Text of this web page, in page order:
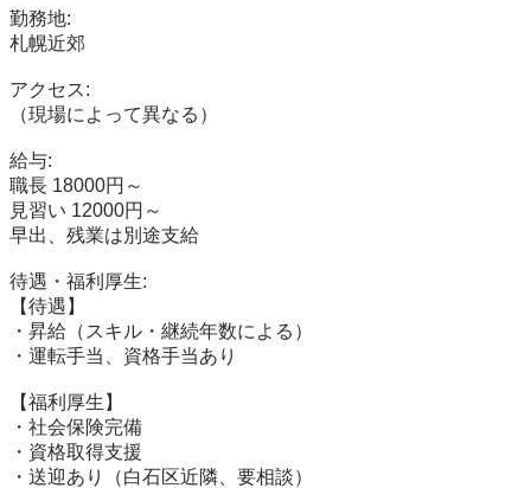
勤務地:
札幌近郊
アクセス:
（現場によって異なる）
給与:
職長 18000円～
見習い 12000円～
早出、残業は別途支給
待遇・福利厚生:
【待遇】
・昇給（スキル・継続年数による）
・運転手当、資格手当あり
【福利厚生】
・社会保険完備
・資格取得支援
・送迎あり（白石区近隣、要相談）